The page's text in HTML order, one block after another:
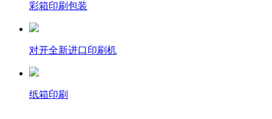
彩箱印刷包装
对开全新进口印刷机
纸箱印刷